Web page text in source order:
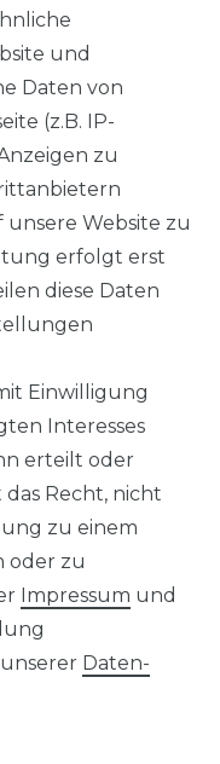
und
Daten von
(z.B. IP-
zu
Website zu
erfolgt erst
diese Daten
Einwilligung
Interesses
erteilt oder
Recht, nicht
zu einem
oder zu
Impressum und
Daten­